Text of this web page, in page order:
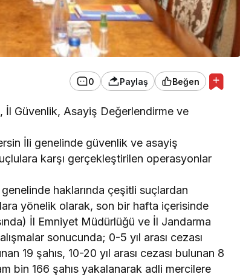
0 Paylaş Beğen
İl Güvenlik, Asayiş Değerlendirme ve
İli genelinde güvenlik ve asayiş
karşı gerçekleştirilen operasyonlar
haklarında çeşitli suçlardan
yönelik olarak, son bir hafta içerisinde
İl Emniyet Müdürlüğü ve İl Jandarma
sonucunda; 0-5 yıl arası cezası
19 şahıs, 10-20 yıl arası cezası bulunan 8
bin 166 şahıs yakalanarak adli mercilere